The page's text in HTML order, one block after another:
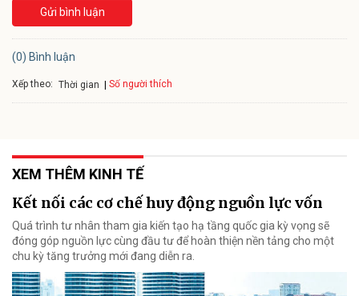
Gửi bình luận
(0) Bình luận
Xếp theo: Thời gian Số người thích
XEM THÊM KINH TẾ
Kết nối các cơ chế huy động nguồn lực vốn
Quá trình tư nhân tham gia kiến tạo hạ tầng quốc gia kỳ vọng sẽ
đóng góp nguồn lực cùng đầu tư để hoàn thiện nền tảng cho một
chu kỳ tăng trưởng mới đang diễn ra.